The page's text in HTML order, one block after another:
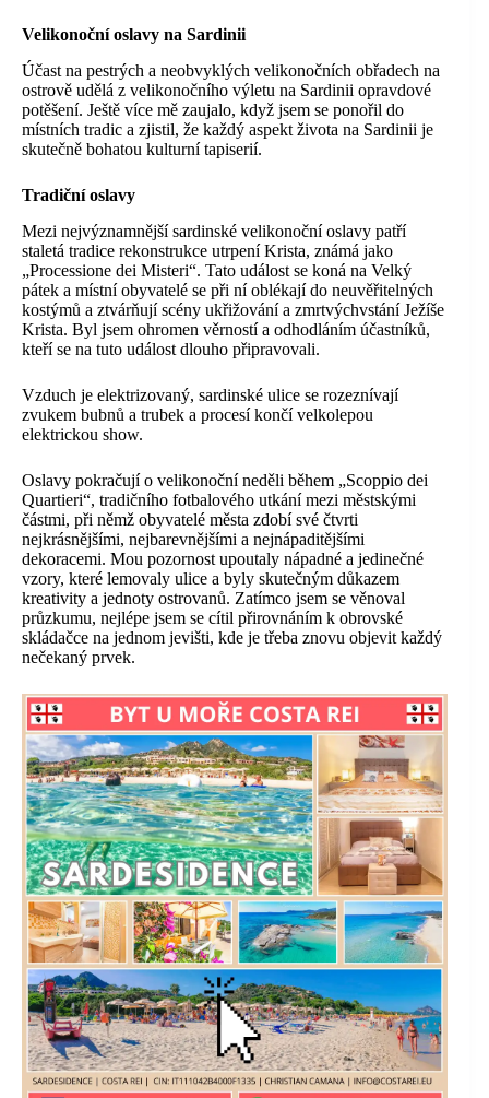
Velikonoční oslavy na Sardinii
Účast na pestrých a neobvyklých velikonočních obřadech na
ostrově udělá z velikonočního výletu na Sardinii opravdové
potěšení. Ještě více mě zaujalo, když jsem se ponořil do
místních tradic a zjistil, že každý aspekt života na Sardinii je
skutečně bohatou kulturní tapiserií.
Tradiční oslavy
Mezi nejvýznamnější sardinské velikonoční oslavy patří
staletá tradice rekonstrukce utrpení Krista, známá jako
„Processione dei Misteri“. Tato událost se koná na Velký
pátek a místní obyvatelé se při ní oblékají do neuvěřitelných
kostýmů a ztvárňují scény ukřižování a zmrtvýchvstání Ježíše
Krista. Byl jsem ohromen věrností a odhodláním účastníků,
kteří se na tuto událost dlouho připravovali.
Vzduch je elektrizovaný, sardinské ulice se rozeznívají
zvukem bubnů a trubek a procesí končí velkolepou
elektrickou show.
Oslavy pokračují o velikonoční neděli během „Scoppio dei
Quartieri“, tradičního fotbalového utkání mezi městskými
částmi, při němž obyvatelé města zdobí své čtvrti
nejkrásnějšími, nejbarevnějšími a nejnápaditějšími
dekoracemi. Mou pozornost upoutaly nápadné a jedinečné
vzory, které lemovaly ulice a byly skutečným důkazem
kreativity a jednoty ostrovanů. Zatímco jsem se věnoval
průzkumu, nejlépe jsem se cítil přirovnáním k obrovské
skládačce na jednom jevišti, kde je třeba znovu objevit každý
nečekaný prvek.